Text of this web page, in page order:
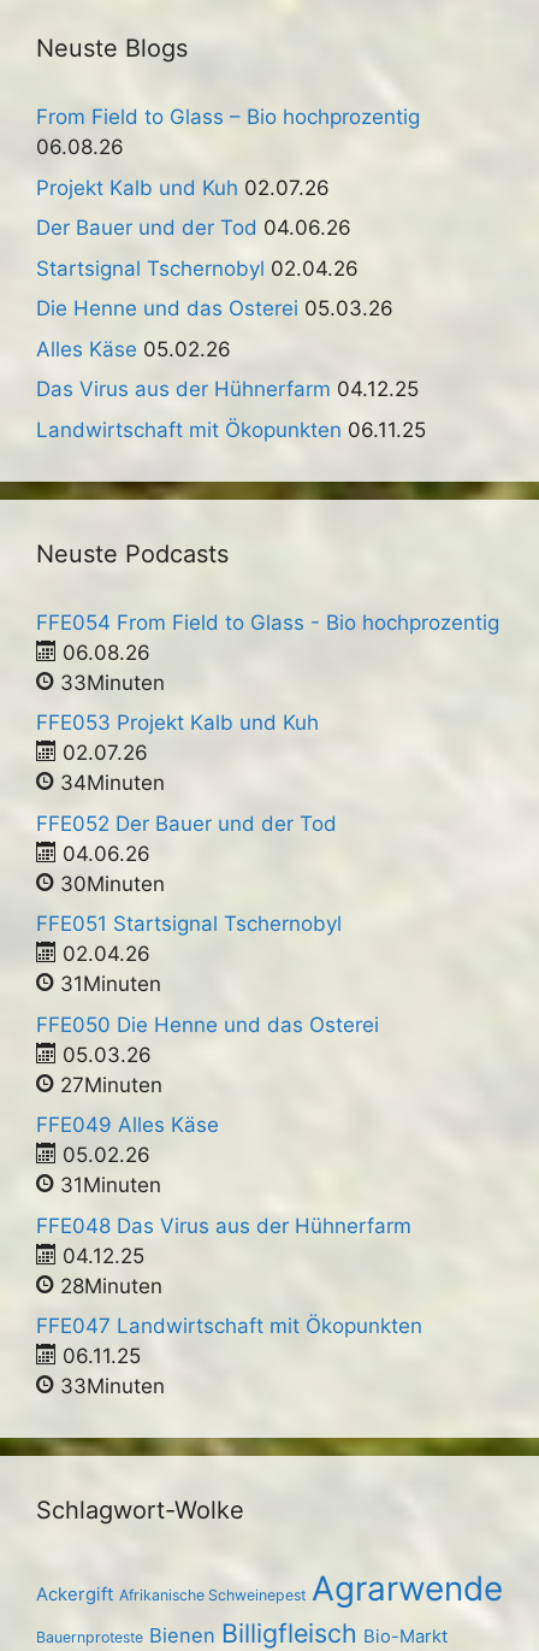
Neuste Blogs
From Field to Glass – Bio hochprozentig
06.08.26
Projekt Kalb und Kuh 02.07.26
Der Bauer und der Tod 04.06.26
Startsignal Tschernobyl 02.04.26
Die Henne und das Osterei 05.03.26
Alles Käse 05.02.26
Das Virus aus der Hühnerfarm 04.12.25
Landwirtschaft mit Ökopunkten 06.11.25
Neuste Podcasts
FFE054 From Field to Glass - Bio hochprozentig
06.08.26
33Minuten
FFE053 Projekt Kalb und Kuh
02.07.26
34Minuten
FFE052 Der Bauer und der Tod
04.06.26
30Minuten
FFE051 Startsignal Tschernobyl
02.04.26
31Minuten
FFE050 Die Henne und das Osterei
05.03.26
27Minuten
FFE049 Alles Käse
05.02.26
31Minuten
FFE048 Das Virus aus der Hühnerfarm
04.12.25
28Minuten
FFE047 Landwirtschaft mit Ökopunkten
06.11.25
33Minuten
Schlagwort-Wolke
Ackergift Afrikanische Schweinepest Agrarwende
Bauernproteste Bienen Billigfleisch Bio-Markt